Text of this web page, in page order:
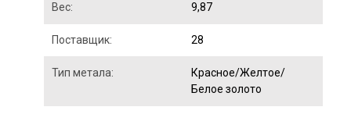
Вес: 9,87
Поставщик: 28
Тип метала:
Красное/Желтое/
Белое золото